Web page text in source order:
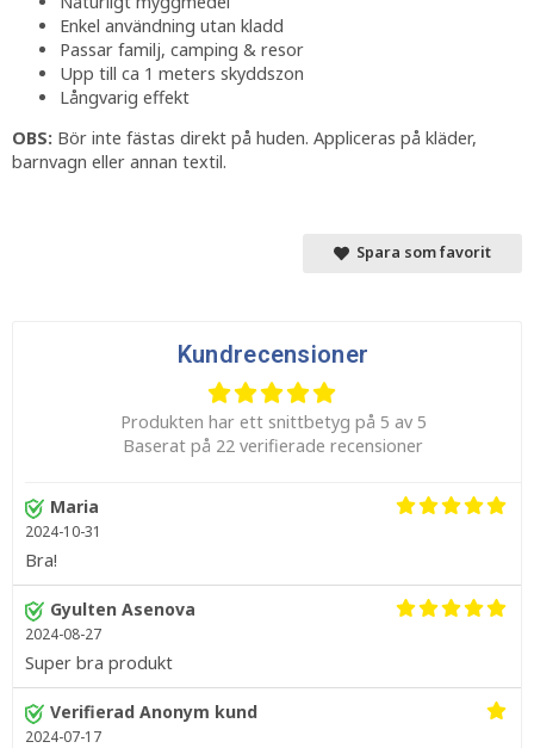
Enkel användning utan kladd
Passar familj, camping & resor
Upp till ca 1 meters skyddszon
Långvarig effekt
OBS: Bör inte fästas direkt på huden. Appliceras på kläder,
barnvagn eller annan textil.
Spara som favorit
Kundrecensioner
Produkten har ett snittbetyg på 5 av 5
Baserat på 22 verifierade recensioner
Maria
2024-10-31
Bra!
Gyulten Asenova
2024-08-27
Super bra produkt
Verifierad Anonym kund
2024-07-17